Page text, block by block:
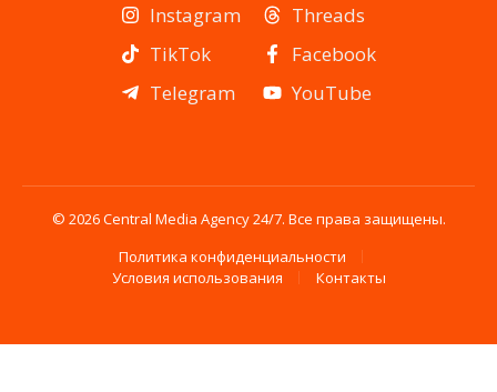
Instagram
TikTok
Telegram
Threads
Facebook
YouTube
© 2026 Central Media Agency 24/7. Все права защищены.
Политика конфиденциальности
Условия использования
Контакты